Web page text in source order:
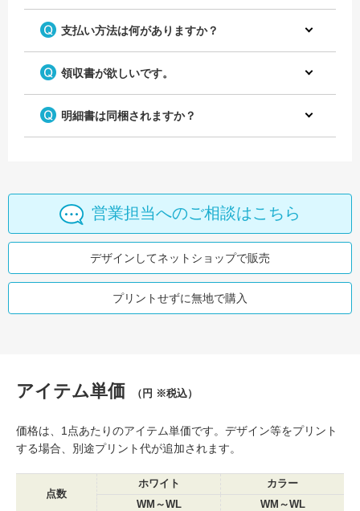
支払い方法は何がありますか？
領収書が欲しいです。
明細書は同梱されますか？
営業担当へのご相談はこちら
デザインしてネットショップで販売
プリントせずに無地で購入
アイテム単価 （円 ※税込）
価格は、1点あたりのアイテム単価です。デザイン等をプリント
する場合、別途プリント代が追加されます。
点数
ホワイト
カラー
WM～WL
WM～WL